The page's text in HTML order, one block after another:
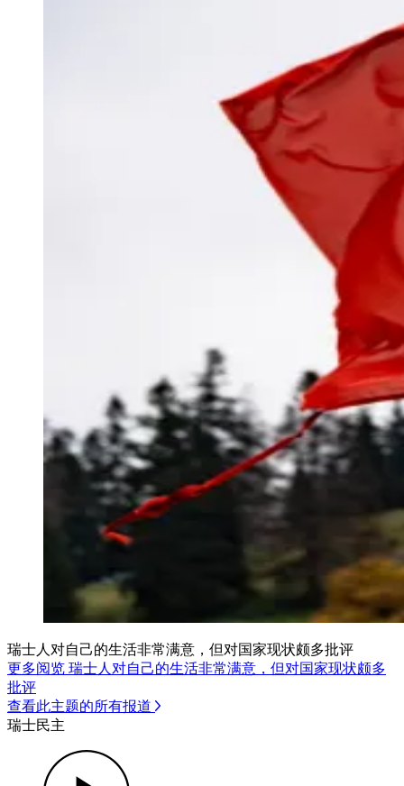
瑞士人对自己的生活非常满意，但对国家现状颇多批评
更多阅览 瑞士人对自己的生活非常满意，但对国家现状颇多
批评
查看此主题的所有报道
瑞士民主